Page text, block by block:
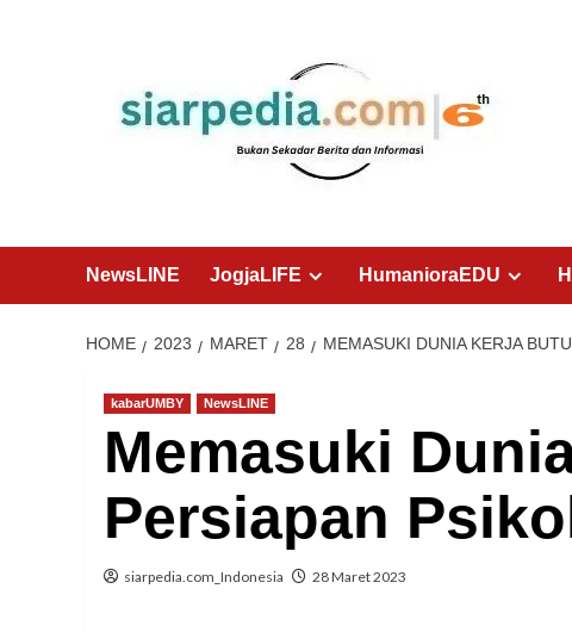
NewsLINE JogjaLIFE HumanioraEDU
HOME 2023 MARET 28 MEMASUKI DUNIA KERJA
kabarUMBY NewsLINE
Memasuki
Persiapan
siarpedia.com_Indonesia 28 Maret 2023